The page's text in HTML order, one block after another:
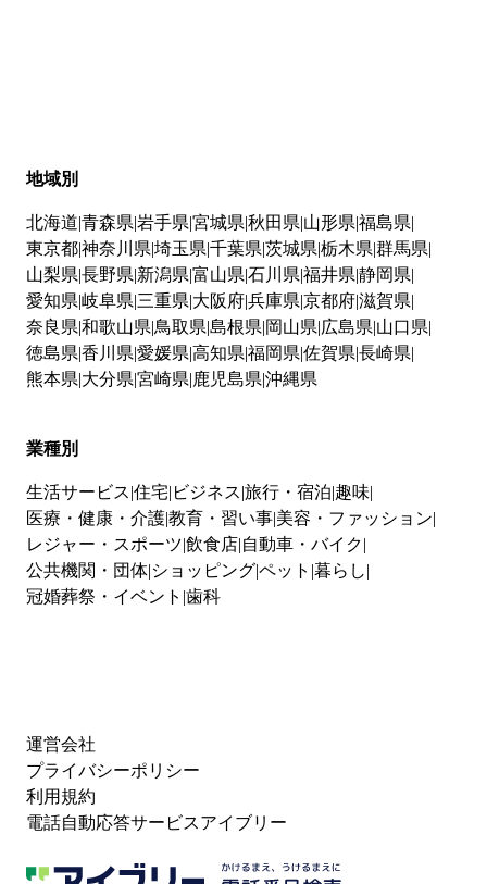
地域別
北海道 青森県 岩手県 宮城県 秋田県 山形県 福島県
東京都神奈川県 埼玉県 千葉県 茨城県 栃木県 群馬県
山梨県 長野県 新潟県 富山県 石川県 福井県 静岡県
愛知県 岐阜県 三重県 大阪府兵庫県 京都府滋賀県
奈良県 和歌山県 鳥取県 島根県 岡山県 広島県 山口県
徳島県 香川県 愛媛県 高知県 福岡県 佐賀県 長崎県
熊本県 大分県 宮崎県 鹿児島県 沖縄県
業種別
生活サービス 住宅 ビジネス 旅行・宿泊 趣味
医療・健康・介護教育・習い事 美容・ファッション
レジャー・スポーツ 飲食店 自動車・バイク
公共機関・団体 ショッピングペット 暮らし
冠婚葬祭・イベント 歯科
運営会社
プライバシーポリシー
利用規約
電話自動応答サービスアイブリー